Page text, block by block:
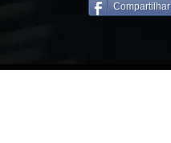
Compartilhar